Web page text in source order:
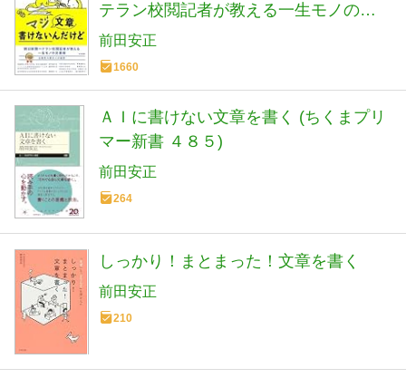
テラン校閲記者が教える一生モノの文
章術~
前田安正
1660
ＡＩに書けない文章を書く (ちくまプリ
マー新書 ４８５)
前田安正
264
しっかり！まとまった！文章を書く
前田安正
210